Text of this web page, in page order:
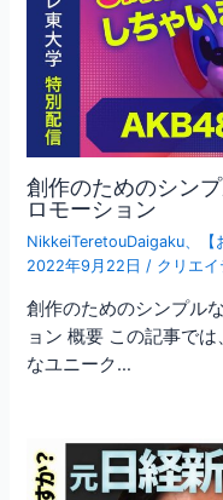
創作のためのシン
ロモーション
NikkeiTeretouDaigaku
2022年9月22日 / クリエ
創作のためのシンプル
ョン 概要 この記事で
なユニーク…